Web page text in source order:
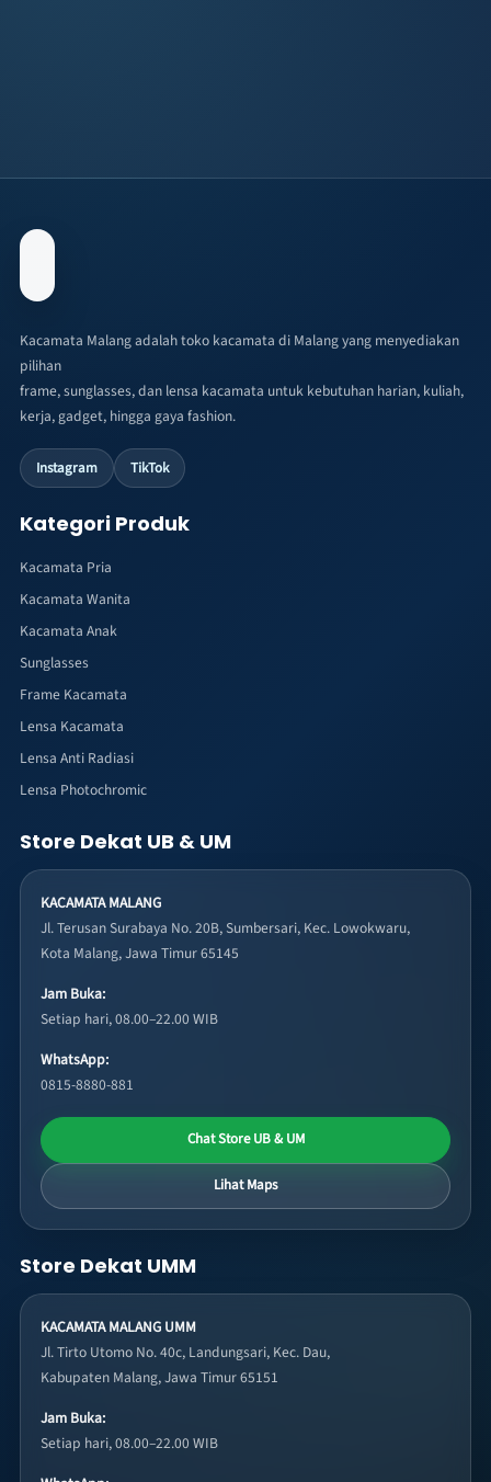
Kacamata Malang adalah toko kacamata di Malang yang menyediakan
pilihan
frame, sunglasses, dan lensa kacamata untuk kebutuhan harian, kuliah,
kerja, gadget, hingga gaya fashion.
Instagram TikTok
Kategori Produk
Kacamata Pria
Kacamata Wanita
Kacamata Anak
Sunglasses
Frame Kacamata
Lensa Kacamata
Lensa Anti Radiasi
Lensa Photochromic
Store Dekat UB & UM
KACAMATA MALANG
Jl. Terusan Surabaya No. 20B, Sumbersari, Kec. Lowokwaru,
Kota Malang, Jawa Timur 65145
Jam Buka:
Setiap hari, 08.00–22.00 WIB
WhatsApp:
0815-8880-881
Chat Store UB & UM
Lihat Maps
Store Dekat UMM
KACAMATA MALANG UMM
Jl. Tirto Utomo No. 40c, Landungsari, Kec. Dau,
Kabupaten Malang, Jawa Timur 65151
Jam Buka:
Setiap hari, 08.00–22.00 WIB